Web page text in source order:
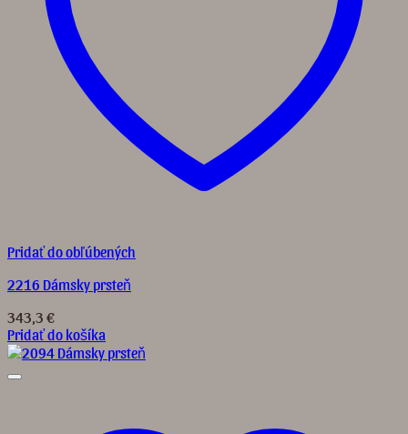
Pridať do obľúbených
2216 Dámsky prsteň
343,3 €
Pridať do košíka